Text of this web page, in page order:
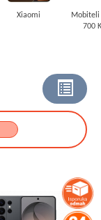
Xiaomi
Mobiteli
700